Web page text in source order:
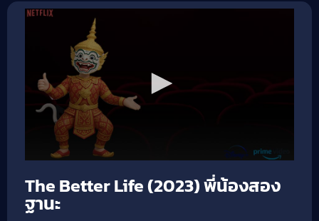
The Better Life (2023) พี่น้องสอง
ฐานะ